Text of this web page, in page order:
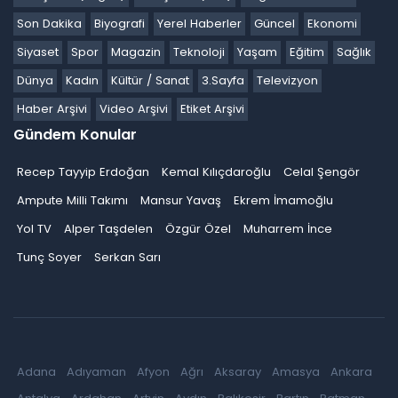
Son Dakika
Biyografi Yerel Haberler Güncel
Ekonomi
Siyaset
Spor Magazin Teknoloji Yaşam Eğitim
Sağlık
Dünya
Kadın Kültür / Sanat 3.Sayfa
Televizyon
Haber Arşivi
Video Arşivi Etiket Arşivi
Gündem Konular
Recep Tayyip Erdoğan Kemal Kılıçdaroğlu
Celal Şengör
Ampute Milli Takımı
Mansur Yavaş
Ekrem İmamoğlu
Yol TV
Alper Taşdelen Özgür Özel
Muharrem İnce
Tunç Soyer
Serkan Sarı
Adana Adıyaman Afyon Ağrı Aksaray Amasya
Ankara